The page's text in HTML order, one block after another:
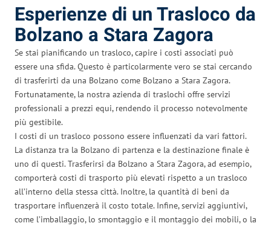
Esperienze di un Trasloco da
Bolzano a Stara Zagora
Se stai pianificando un trasloco, capire i costi associati può
essere una sfida. Questo è particolarmente vero se stai cercando
di trasferirti da una Bolzano come Bolzano a Stara Zagora.
Fortunatamente, la nostra azienda di traslochi offre servizi
professionali a prezzi equi, rendendo il processo notevolmente
più gestibile.
I costi di un trasloco possono essere influenzati da vari fattori.
La distanza tra la Bolzano di partenza e la destinazione finale è
uno di questi. Trasferirsi da Bolzano a Stara Zagora, ad esempio,
comporterà costi di trasporto più elevati rispetto a un trasloco
all’interno della stessa città. Inoltre, la quantità di beni da
trasportare influenzerà il costo totale. Infine, servizi aggiuntivi,
come l’imballaggio, lo smontaggio e il montaggio dei mobili, o la